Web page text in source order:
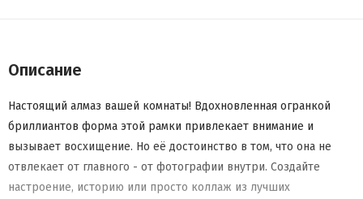
Описание
Настоящий алмаз вашей комнаты! Вдохновленная огранкой
бриллиантов форма этой рамки привлекает внимание и
вызывает восхищение. Но её достоинство в том, что она не
отвлекает от главного - от фотографии внутри. Создайте
настроение, историю или просто коллаж из лучших